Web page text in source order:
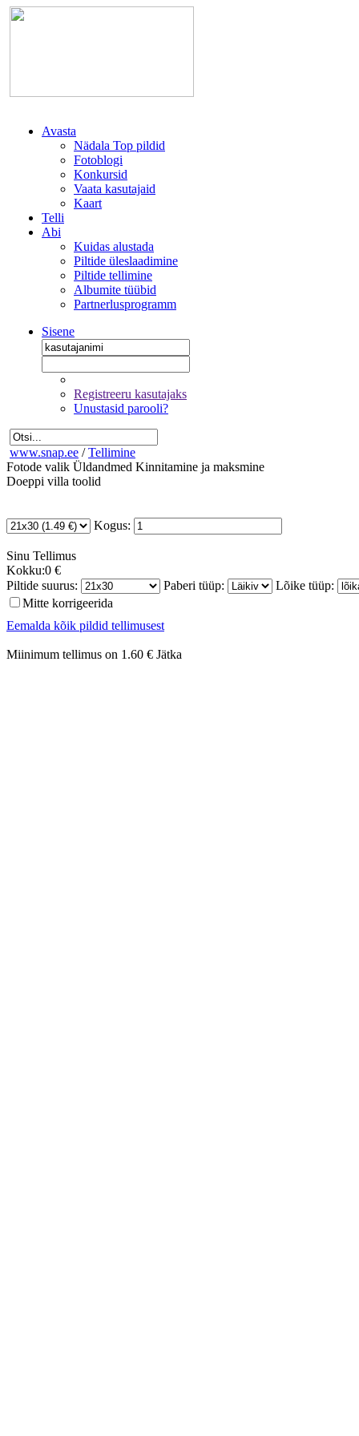
Avasta
Nädala Top pildid
Fotoblogi
Konkursid
Vaata kasutajaid
Kaart
Telli
Abi
Kuidas alustada
Piltide üleslaadimine
Piltide tellimine
Albumite tüübid
Partnerlusprogramm
Sisene
Registreeru kasutajaks
Unustasid parooli?
www.snap.ee / Tellimine
Fotode valik Üldandmed Kinnitamine ja maksmine
Doeppi villa toolid
Kogus:
Sinu Tellimus
Kokku:0 €
Piltide suurus:
Paberi tüüp:
Lõike tüüp:
Mitte korrigeerida
Eemalda kõik pildid tellimusest
Miinimum tellimus on 1.60 € Jätka